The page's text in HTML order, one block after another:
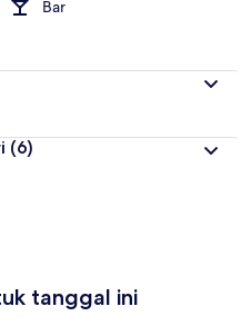
Bar
(6)
tanggal ini